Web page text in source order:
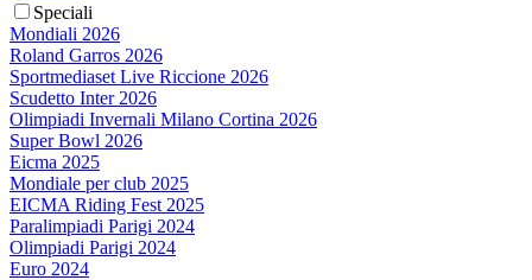
Speciali
Mondiali 2026
Roland Garros 2026
Sportmediaset Live Riccione 2026
Scudetto Inter 2026
Olimpiadi Invernali Milano Cortina 2026
Super Bowl 2026
Eicma 2025
Mondiale per club 2025
EICMA Riding Fest 2025
Paralimpiadi Parigi 2024
Olimpiadi Parigi 2024
Euro 2024